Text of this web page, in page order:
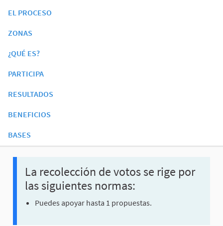
EL PROCESO
ZONAS
¿QUÉ ES?
PARTICIPA
RESULTADOS
BENEFICIOS
BASES
La recolección de votos se rige por
las siguientes normas:
Puedes apoyar hasta 1 propuestas.